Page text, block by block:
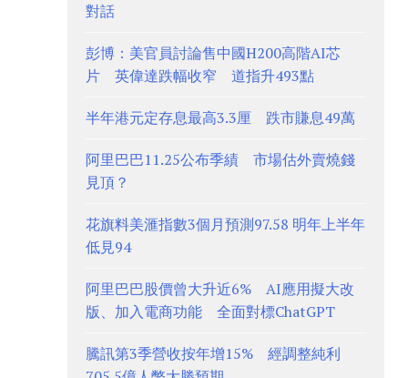
對話
彭博：美官員討論售中國H200高階AI芯
片 英偉達跌幅收窄 道指升493點
半年港元定存息最高3.3厘 跌市賺息49萬
阿里巴巴11.25公布季績 市場估外賣燒錢
見頂？
花旗料美滙指數3個月預測97.58 明年上半年
低見94
阿里巴巴股價曾大升近6% AI應用擬大改
版、加入電商功能 全面對標ChatGPT
騰訊第3季營收按年增15% 經調整純利